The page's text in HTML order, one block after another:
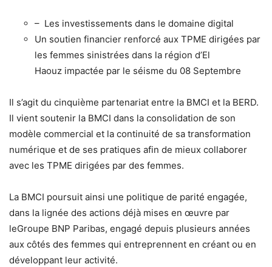
– Les investissements dans le domaine digital
Un soutien financier renforcé aux TPME dirigées par
les femmes sinistrées dans la région d’El
Haouz impactée par le séisme du 08 Septembre
Il s’agit du cinquième partenariat entre la BMCI et la BERD.
Il vient soutenir la BMCI dans la consolidation de son
modèle commercial et la continuité de sa transformation
numérique et de ses pratiques afin de mieux collaborer
avec les TPME dirigées par des femmes.
La BMCI poursuit ainsi une politique de parité engagée,
dans la lignée des actions déjà mises en œuvre par
leGroupe BNP Paribas, engagé depuis plusieurs années
aux côtés des femmes qui entreprennent en créant ou en
développant leur activité.